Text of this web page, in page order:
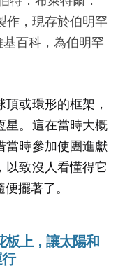
作，現存於伯明罕
百科，為伯明罕
或環形的框架，
星。這在當時大概
當時參加使團進獻
以致沒人看懂得它
擺著了。
板上，讓太陽和